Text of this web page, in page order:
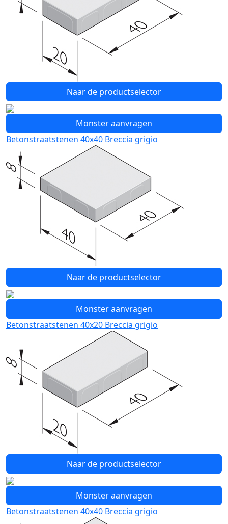
Naar de productselector
Monster aanvragen
Betonstraatstenen 40x40 Breccia grigio
Naar de productselector
Monster aanvragen
Betonstraatstenen 40x20 Breccia grigio
Naar de productselector
Monster aanvragen
Betonstraatstenen 40x40 Breccia grigio